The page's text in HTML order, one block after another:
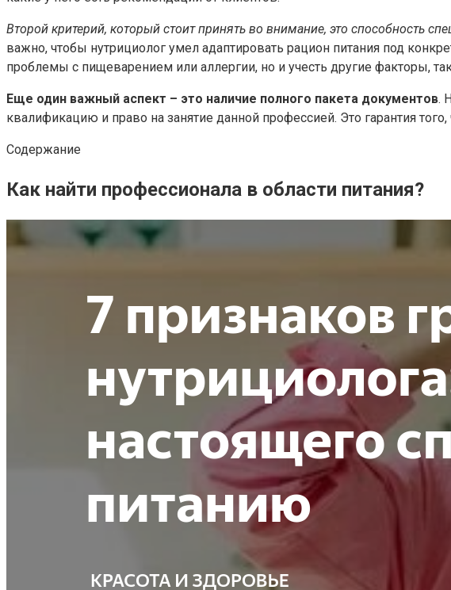
Второй критерий, который стоит принять во внимание, это способность
важно, чтобы нутрициолог умел адаптировать рацион питания под
проблемы с пищеварением или аллергии, но и учесть другие факторы,
Еще один важный аспект – это наличие полного пакета документов.
квалификацию и право на занятие данной профессией. Это гарантия
Содержание
Как найти профессионала в области питания?